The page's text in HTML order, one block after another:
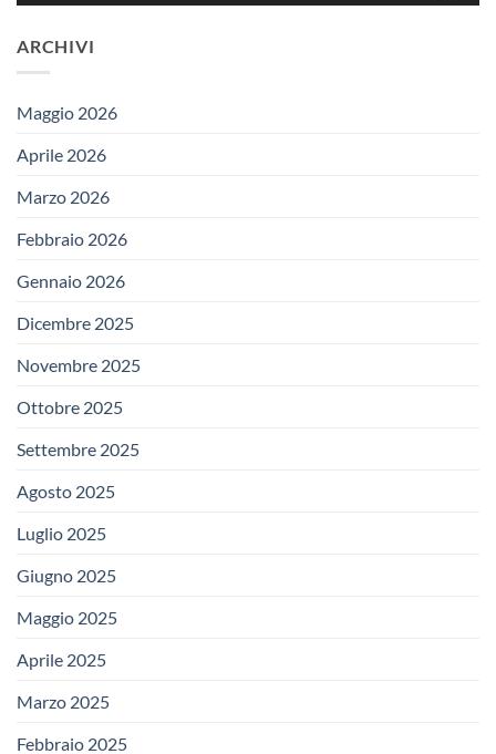
ARCHIVI
Maggio 2026
Aprile 2026
Marzo 2026
Febbraio 2026
Gennaio 2026
Dicembre 2025
Novembre 2025
Ottobre 2025
Settembre 2025
Agosto 2025
Luglio 2025
Giugno 2025
Maggio 2025
Aprile 2025
Marzo 2025
Febbraio 2025